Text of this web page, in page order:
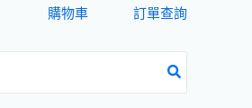
購物車 訂單查詢